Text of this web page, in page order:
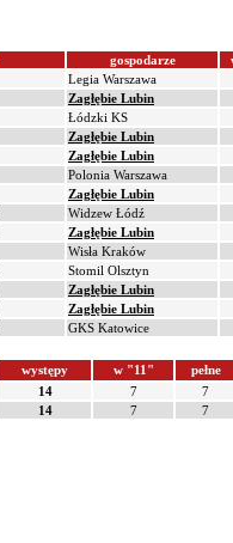
gospodarze
Legia Warszawa
Zagłębie Lubin
Łódzki KS
Zagłębie Lubin
Zagłębie Lubin
Polonia Warszawa
Zagłębie Lubin
Widzew Łódź
Zagłębie Lubin
Wisła Kraków
Stomil Olsztyn
Zagłębie Lubin
Zagłębie Lubin
GKS Katowice
występy w "11"
pełne
14 7
7
14 7 7